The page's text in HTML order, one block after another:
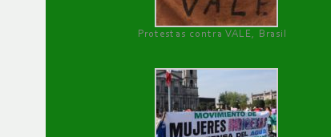
Protestas contra VALE, Brasil